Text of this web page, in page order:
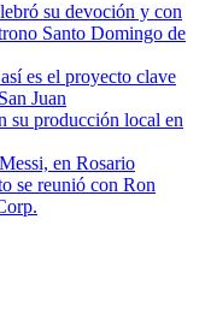
su devoción y con
Santo Domingo de
es el proyecto clave
Juan
su producción local en
en Rosario
se reunió con Ron